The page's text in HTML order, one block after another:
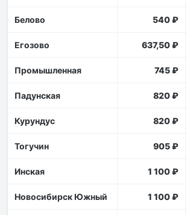
Белово 540 ₽
Егозово 637,50 ₽
Промышленная 745 ₽
Падунская 820 ₽
Курундус 820 ₽
Тогучин 905 ₽
Инская 1 100 ₽
Новосибирск Южный 1 100 ₽